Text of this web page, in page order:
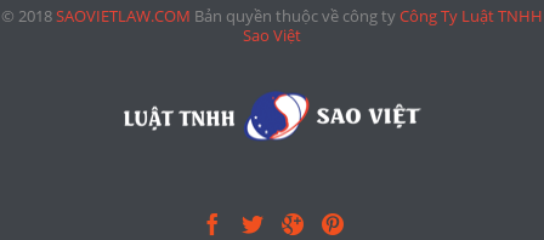
© 2018SAOVIETLAW.COM Bản quyền thuộc về công tyCông Ty Luật TNHH
Sao Việt
   